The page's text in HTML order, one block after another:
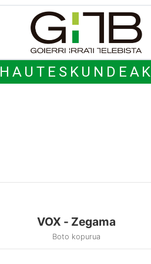
HAUTESKUNDEAK
VOX - Zegama
Boto kopurua